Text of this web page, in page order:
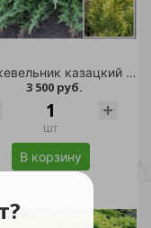
Можжевельник казацкий Тамарисцифолия С7,5 25-30 1ш/Juniperus sabina Tamariscifolia
3 500 руб.
шт
В корзину